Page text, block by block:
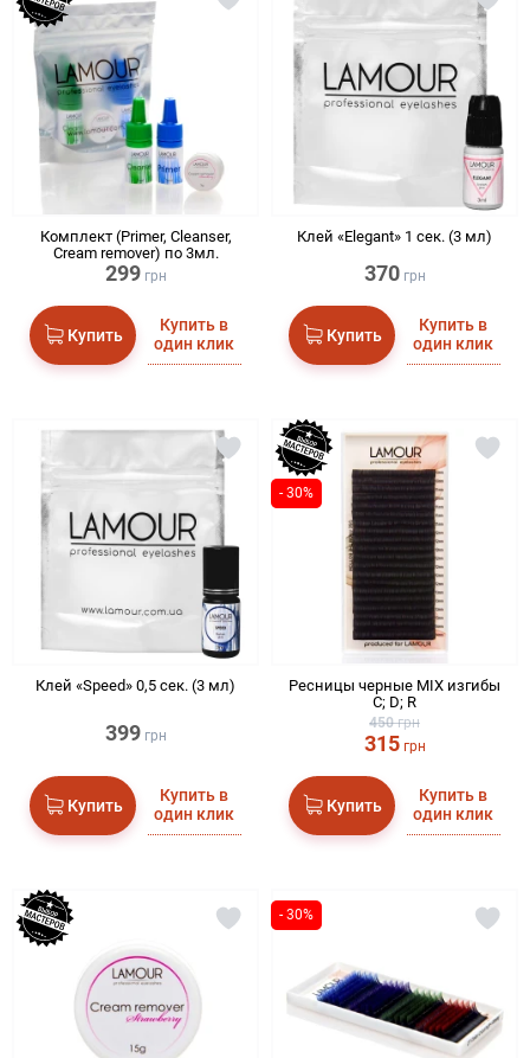
Комплект (Primer, Cleanser,
Cream remover) по 3мл.
299грн
Купить
Купить в
один клик
Клей «Elegant» 1 сек. (3 мл)
370грн
Купить
Купить в
один клик
Клей «Speed» 0,5 сек. (3 мл)
399грн
Купить
Купить в
один клик
- 30%
Ресницы черные MIX изгибы
C; D; R
450грн
315грн
Купить
Купить в
один клик
- 30%